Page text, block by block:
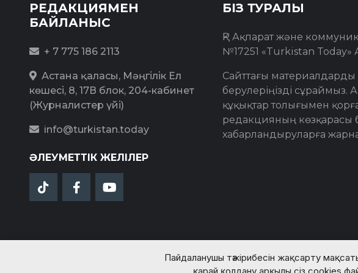
Пайдаланушы тәжірибесін жақсарту
РЕДАКЦИЯМЕН
БАЙЛАНЫС
+ 7 775 186 2113
Астана қаласы, Мәңгілік Ел
көшесі, 8, 17В блок, 204-кабинет
(Журналистер үйі)
info@turkistan.today
ӘЛЕУМЕТТІК ЖЕЛІЛЕР
БІЗ ТУРАЛЫ
ҚР Ақпарат және
№17251 «Turkistan Today»
Сайттағы материалдарды
берулеріңізді сұраймыз.
құқықтар толығымен
редакцияның көзқарасы
хабарландыруларға
© Turkistan